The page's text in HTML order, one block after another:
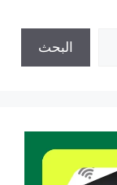
البحث